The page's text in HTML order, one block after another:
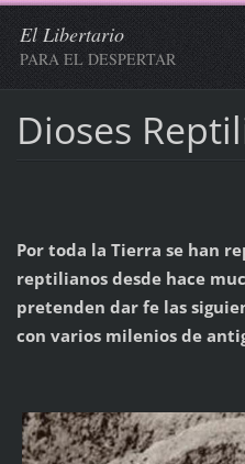
El Libertario
PARA EL DESPERTAR
Dioses
Por toda la Tierra se han
reptilianos desde hace
pretenden dar fe las
con varios milenios de